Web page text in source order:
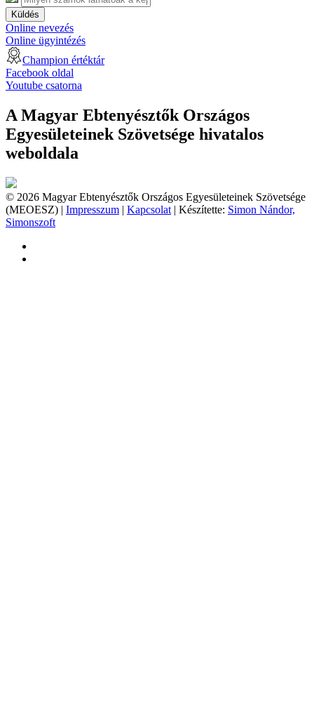
Küldés
Online nevezés
Online ügyintézés
Champion értéktár
Facebook oldal
Youtube csatorna
A Magyar Ebtenyésztők Országos
Egyesületeinek Szövetsége hivatalos
weboldala
© 2026 Magyar Ebtenyésztők Országos Egyesületeinek Szövetsége
(MEOESZ) | Impresszum | Kapcsolat | Készítette: Simon Nándor,
Simonszoft